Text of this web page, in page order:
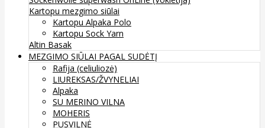
Kartopu mezgimo siūlai
Kartopu Alpaka Polo
Kartopu Sock Yarn
Altin Basak
MEZGIMO SIŪLAI PAGAL SUDĖTĮ
Rafija (celiuliozė)
LIUREKSAS/ŽVYNELIAI
Alpaka
SU MERINO VILNA
MOHERIS
PUSVILNĖ